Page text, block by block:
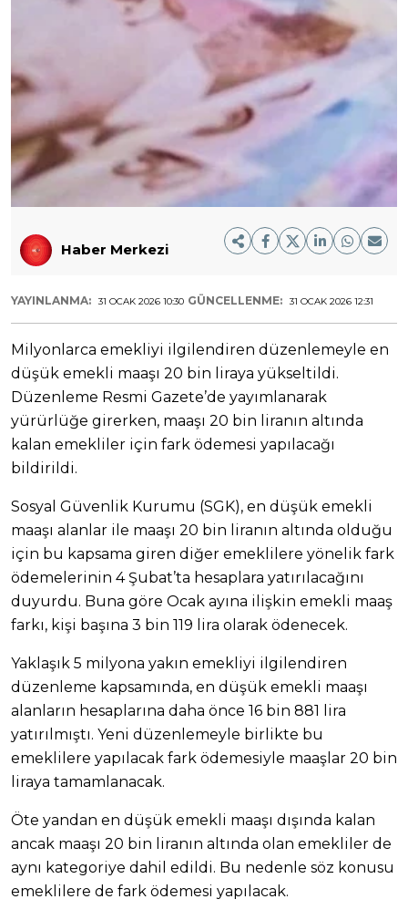
Haber Merkezi
YAYINLANMA: 31 OCAK 2026 10:30 GÜNCELLENME: 31 OCAK 2026 12:31
Milyonlarca emekliyi ilgilendiren düzenlemeyle en
düşük emekli maaşı 20 bin liraya yükseltildi.
Düzenleme Resmi Gazete’de yayımlanarak
yürürlüğe girerken, maaşı 20 bin liranın altında
kalan emekliler için fark ödemesi yapılacağı
bildirildi.
Sosyal Güvenlik Kurumu (SGK), en düşük emekli
maaşı alanlar ile maaşı 20 bin liranın altında olduğu
için bu kapsama giren diğer emeklilere yönelik fark
ödemelerinin 4 Şubat’ta hesaplara yatırılacağını
duyurdu. Buna göre Ocak ayına ilişkin emekli maaş
farkı, kişi başına 3 bin 119 lira olarak ödenecek.
Yaklaşık 5 milyona yakın emekliyi ilgilendiren
düzenleme kapsamında, en düşük emekli maaşı
alanların hesaplarına daha önce 16 bin 881 lira
yatırılmıştı. Yeni düzenlemeyle birlikte bu
emeklilere yapılacak fark ödemesiyle maaşlar 20 bin
liraya tamamlanacak.
Öte yandan en düşük emekli maaşı dışında kalan
ancak maaşı 20 bin liranın altında olan emekliler de
aynı kategoriye dahil edildi. Bu nedenle söz konusu
emeklilere de fark ödemesi yapılacak.